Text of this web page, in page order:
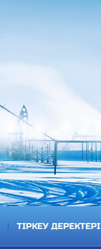
ТІРКЕУ ДЕРЕКТЕРІ